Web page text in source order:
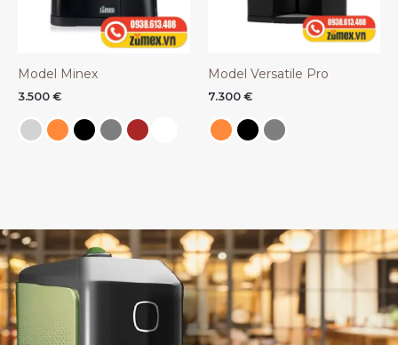
Model Minex
3.500 €
Model Versatile Pro
7.300 €